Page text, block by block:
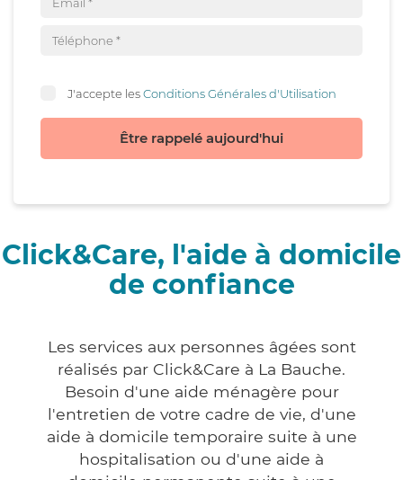
J'accepte lesConditions Générales d'Utilisation
Être rappelé aujourd'hui
Click&Care, l'aide à domicile
de confiance
Les services aux personnes âgées sont
réalisés par Click&Care à La Bauche.
Besoin d'une aide ménagère pour
l'entretien de votre cadre de vie, d'une
aide à domicile temporaire suite à une
hospitalisation ou d'une aide à